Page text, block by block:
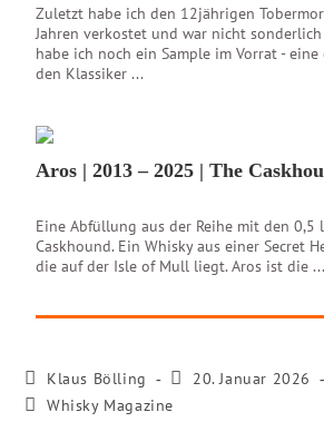
Zuletzt habe ich den 12jährigen
Jahren verkostet und war nicht
habe ich noch ein Sample im Vorrat -
den Klassiker ...
Aros | 2013 – 2025 | The
Eine Abfüllung aus der Reihe mit den 0,5
Caskhound. Ein Whisky aus einer Secret
die auf der Isle of Mull liegt. Aros ist die ...
Klaus Bölling
20. Januar 2026
Whisky Magazine